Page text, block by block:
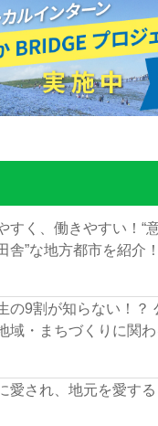
すく、働きやすい！“
舎”な地方都市を紹介！
の9割が知らない！？
域・まちづくりに関
愛され、地元を愛す